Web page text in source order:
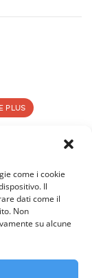
come i cookie
Il
dati come il
Non
su alcune
PLUS
se non ricordo la